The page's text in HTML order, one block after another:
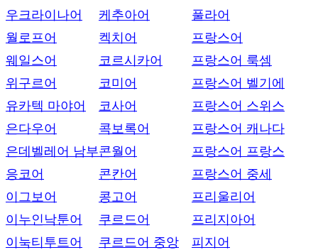
우크라이나어
월로프어
웨일스어
위구르어
유카텍 마야어
은다우어
은데벨레어 남부
응코어
이그보어
이누인낙툰어
이눅티투트어
케추아어
켁치어
코르시카어
코미어
코사어
콕보록어
콘월어
콘칸어
콩고어
쿠르드어
쿠르드어 중앙
풀라어
프랑스어
프랑스어 룩셈
프랑스어 벨기에
프랑스어 스위스
프랑스어 캐나다
프랑스어 프랑스
프랑스어 중세
프리울리어
프리지아어
피지어